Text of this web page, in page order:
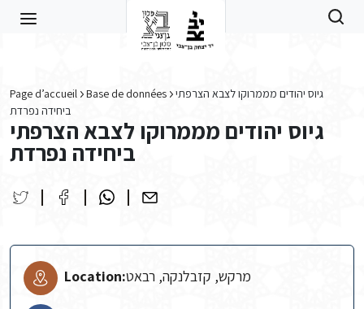
Page d’accueil Base de données
גיוס יהודים מממרוקו לצבא הצרפתי
ביחידה נפרדת
גיוס יהודים מממרוקו לצבא הצרפתי
ביחידה נפרדת
Location:מרקש, קזבלנקה, רבאט